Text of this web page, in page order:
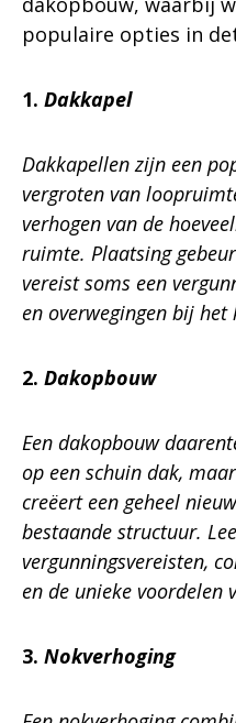
populaire opties in
1. Dakkapel
Dakkapellen zijn een
vergroten van
verhogen van de
ruimte. Plaatsing
vereist soms een
en overwegingen bij het
2. Dakopbouw
Een dakopbouw
op een schuin dak,
creëert een geheel
bestaande structuur.
vergunningsvereisten,
en de unieke voordelen
3. Nokverhoging